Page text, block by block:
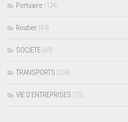
Portuaire (124)
Routier (49)
SOCIETE (69)
TRANSPORTS (224)
VIE D’ENTREPRISES (70)